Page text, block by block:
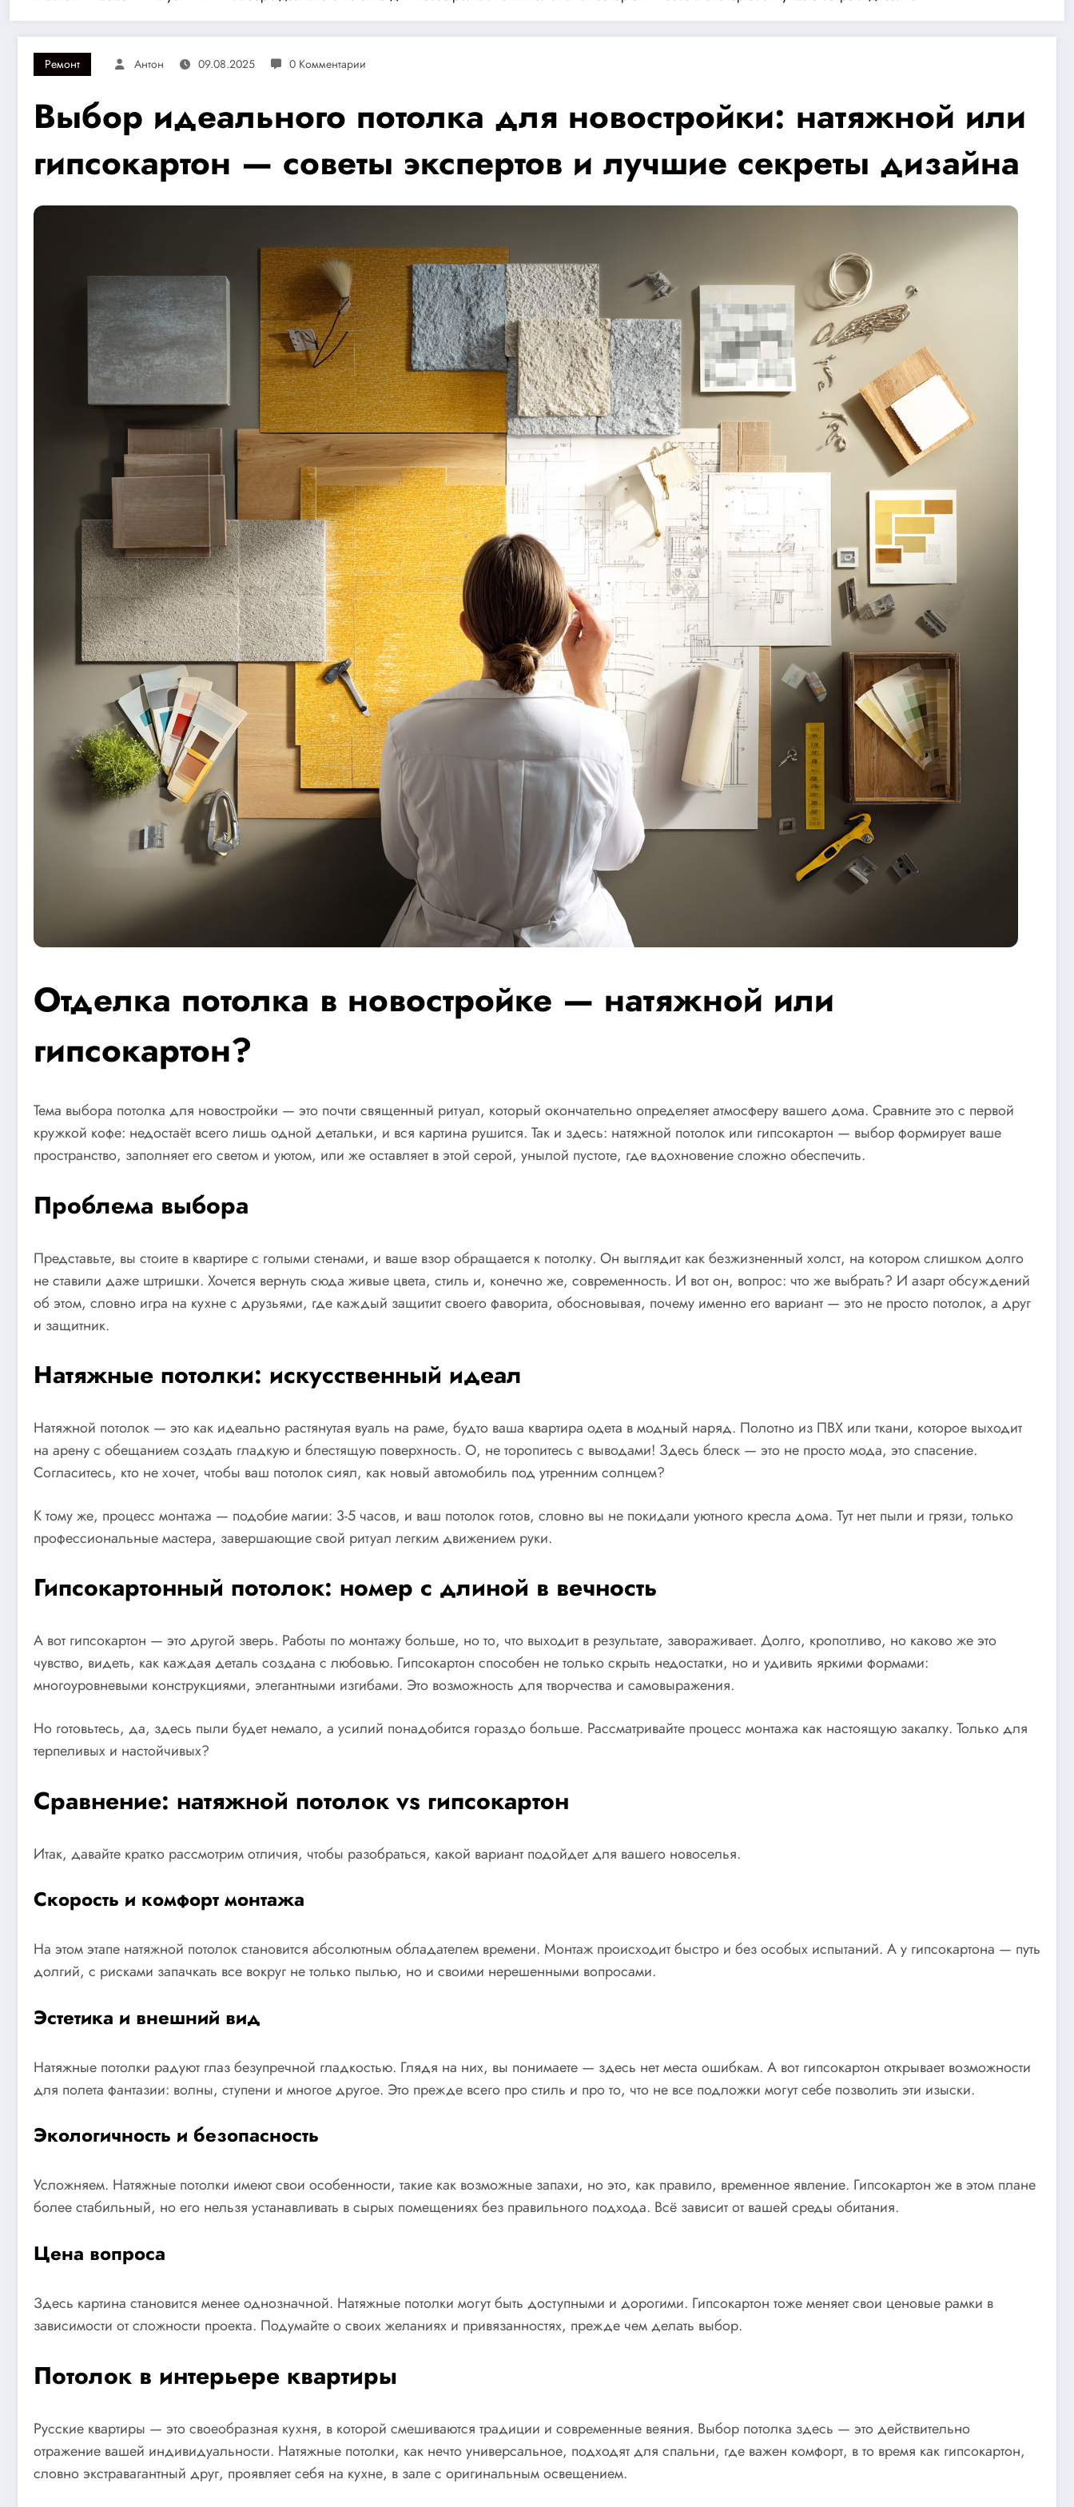
Ремонт Антон 09.08.2025 0 Комментарии
Выбор идеального потолка для новостройки: натяжной или
гипсокартон — советы экспертов и лучшие секреты дизайна
Отделка потолка в новостройке — натяжной или
гипсокартон?
Тема выбора потолка для новостройки — это почти священный ритуал, который окончательно определяет атмосферу вашего дома. Сравните это с первой
кружкой кофе: недостаёт всего лишь одной детальки, и вся картина рушится. Так и здесь: натяжной потолок или гипсокартон — выбор формирует ваше
пространство, заполняет его светом и уютом, или же оставляет в этой серой, унылой пустоте, где вдохновение сложно обеспечить.
Проблема выбора
Представьте, вы стоите в квартире с голыми стенами, и ваше взор обращается к потолку. Он выглядит как безжизненный холст, на котором слишком долго
не ставили даже штришки. Хочется вернуть сюда живые цвета, стиль и, конечно же, современность. И вот он, вопрос: что же выбрать? И азарт обсуждений
об этом, словно игра на кухне с друзьями, где каждый защитит своего фаворита, обосновывая, почему именно его вариант — это не просто потолок, а друг
и защитник.
Натяжные потолки: искусственный идеал
Натяжной потолок — это как идеально растянутая вуаль на раме, будто ваша квартира одета в модный наряд. Полотно из ПВХ или ткани, которое выходит
на арену с обещанием создать гладкую и блестящую поверхность. О, не торопитесь с выводами! Здесь блеск — это не просто мода, это спасение.
Согласитесь, кто не хочет, чтобы ваш потолок сиял, как новый автомобиль под утренним солнцем?
К тому же, процесс монтажа — подобие магии: 3-5 часов, и ваш потолок готов, словно вы не покидали уютного кресла дома. Тут нет пыли и грязи, только
профессиональные мастера, завершающие свой ритуал легким движением руки.
Гипсокартонный потолок: номер с длиной в вечность
А вот гипсокартон — это другой зверь. Работы по монтажу больше, но то, что выходит в результате, завораживает. Долго, кропотливо, но каково же это
чувство, видеть, как каждая деталь создана с любовью. Гипсокартон способен не только скрыть недостатки, но и удивить яркими формами:
многоуровневыми конструкциями, элегантными изгибами. Это возможность для творчества и самовыражения.
Но готовьтесь, да, здесь пыли будет немало, а усилий понадобится гораздо больше. Рассматривайте процесс монтажа как настоящую закалку. Только для
терпеливых и настойчивых?
Сравнение: натяжной потолок vs гипсокартон
Итак, давайте кратко рассмотрим отличия, чтобы разобраться, какой вариант подойдет для вашего новоселья.
Скорость и комфорт монтажа
На этом этапе натяжной потолок становится абсолютным обладателем времени. Монтаж происходит быстро и без особых испытаний. А у гипсокартона — путь
долгий, с рисками запачкать все вокруг не только пылью, но и своими нерешенными вопросами.
Эстетика и внешний вид
Натяжные потолки радуют глаз безупречной гладкостью. Глядя на них, вы понимаете — здесь нет места ошибкам. А вот гипсокартон открывает возможности
для полета фантазии: волны, ступени и многое другое. Это прежде всего про стиль и про то, что не все подложки могут себе позволить эти изыски.
Экологичность и безопасность
Усложняем. Натяжные потолки имеют свои особенности, такие как возможные запахи, но это, как правило, временное явление. Гипсокартон же в этом плане
более стабильный, но его нельзя устанавливать в сырых помещениях без правильного подхода. Всё зависит от вашей среды обитания.
Цена вопроса
Здесь картина становится менее однозначной. Натяжные потолки могут быть доступными и дорогими. Гипсокартон тоже меняет свои ценовые рамки в
зависимости от сложности проекта. Подумайте о своих желаниях и привязанностях, прежде чем делать выбор.
Потолок в интерьере квартиры
Русские квартиры — это своеобразная кухня, в которой смешиваются традиции и современные веяния. Выбор потолка здесь — это действительно
отражение вашей индивидуальности. Натяжные потолки, как нечто универсальное, подходят для спальни, где важен комфорт, в то время как гипсокартон,
словно экстравагантный друг, проявляет себя на кухне, в зале с оригинальным освещением.